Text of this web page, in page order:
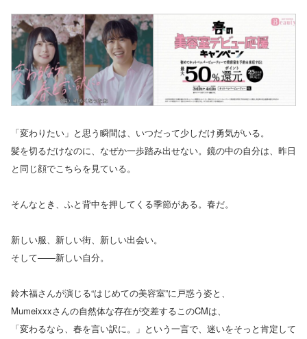
「変わりたい」と思う瞬間は、いつだって少しだけ勇気がいる。
髪を切るだけなのに、なぜか一歩踏み出せない。鏡の中の自分は、昨日
と同じ顔でこちらを見ている。
そんなとき、ふと背中を押してくる季節がある。春だ。
新しい服、新しい街、新しい出会い。
そして——新しい自分。
鈴木福さんが演じる“はじめての美容室”に戸惑う姿と、
Mumeixxxさんの自然体な存在が交差するこのCMは、
「変わるなら、春を言い訳に。」という一言で、迷いをそっと肯定して